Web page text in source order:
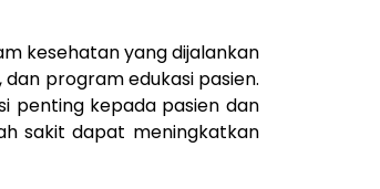
kesehatan yang dijalankan
program edukasi pasien.
penting kepada pasien dan
sakit dapat meningkatkan